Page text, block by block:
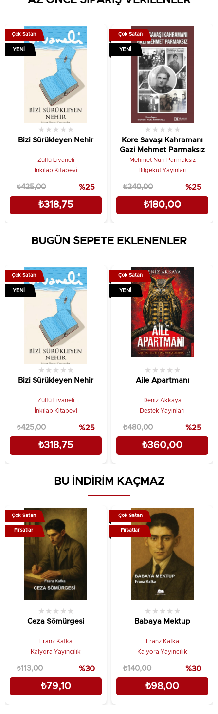
Balkan kızı...“Şehit vurulunca değil, unutulunca
Yetişkin okurlar içindir.
Tanıtım Metni
Bizi Sürükleyen Nehir
★ ★ ★ ★ ★
Zülfü Livaneli
İnkılap Kitabevi
₺318,75
₺425,00 %25
Çok Satan
YENI
Kore Savaşı Kahramanı
Gazi Mehmet Parmaksız
★ ★ ★ ★ ★
Mehmet Nuri Parmaksız
Bilgekut Yayınları
₺180,00
₺240,00 %25
Çok Satan
YENI
BUGÜN SEPETE EKLENENLER
Bizi Sürükleyen Nehir
★ ★ ★ ★ ★
Zülfü Livaneli
İnkılap Kitabevi
₺318,75
₺425,00 %25
Çok Satan
YENI
Aile Apartmanı
★ ★ ★ ★ ★
Deniz Akkaya
Destek Yayınları
₺360,00
₺480,00 %25
Çok Satan
YENI
BU İNDİRİM KAÇMAZ
Ceza Sömürgesi
★ ★ ★ ★ ★
Franz Kafka
Kalyora Yayıncılık
₺79,10
₺113,00 %30
Çok Satan
Fırsatlar
Babaya Mektup
★ ★ ★ ★ ★
Franz Kafka
Kalyora Yayıncılık
₺98,00
₺140,00 %30
Çok Satan
Fırsatlar